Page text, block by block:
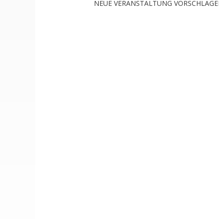
NEUE VERANSTALTUNG